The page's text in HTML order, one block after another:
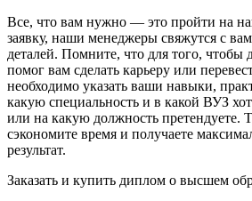
Все, что вам нужно — это пройти на
заявку, наши менеджеры свяжутся с
деталей. Помните, что для того, чтобы
помог вам сделать карьеру или
необходимо указать ваши навыки,
какую специальность и в какой ВУЗ
или на какую должность претендуете.
сэкономите время и получаете
результат.
Заказать и купить диплом о высшем